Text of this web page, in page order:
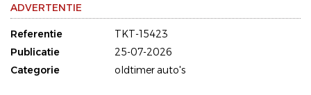
ADVERTENTIE
Referentie
TKT-15423
Publicatie
25-07-2026
Categorie
oldtimer auto's